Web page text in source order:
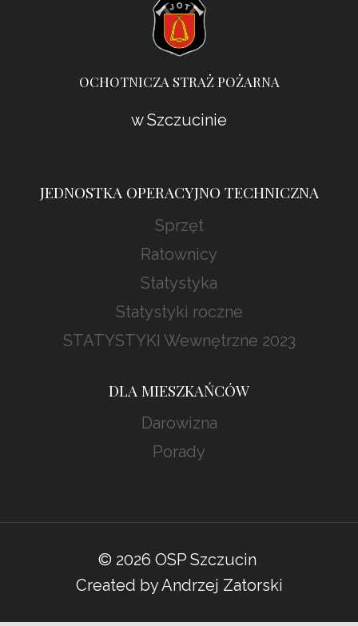
OCHOTNICZA STRAŻ POŻARNA
w Szczucinie
JEDNOSTKA OPERACYJNO TECHNICZNA
Sprzęt
Ratownicy
Statystyka
Statystyki roczne
STATYSTYKI Wewnętrzne 2023
DLA MIESZKAŃCÓW
Darowizna
Porady
© 2026 OSP Szczucin
Created by Andrzej Zatorski